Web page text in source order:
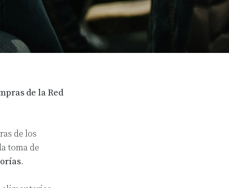
de la Red
de los
toma de
.